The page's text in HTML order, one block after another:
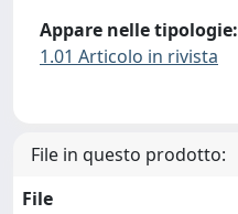
Appare nelle tipologie:
1.01 Articolo in rivista
File in questo prodotto:
File